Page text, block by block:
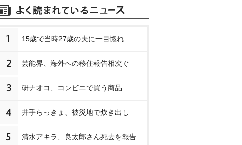
1 15歳で当時27歳の夫に一目惚れ
2 芸能界、海外への移住報告相次ぐ
3 研ナオコ、コンビニで買う商品
4 井手らっきょ、被災地で炊き出し
5 清水アキラ、良太郎さん死去を報告